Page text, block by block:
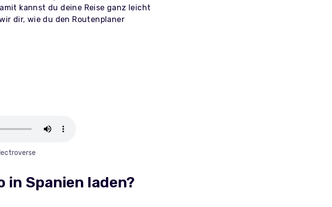
kannst du deine Reise ganz leicht
dir, wie du den Routenplaner
in Spanien laden?